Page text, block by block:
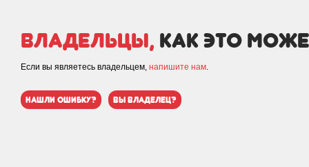
Владельцы, как это
Если вы являетесь владельцем, напишите нам.
нашли ошибку? вы владелец?